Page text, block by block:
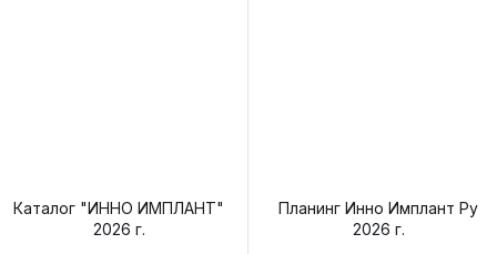
Каталог "ИННО ИМПЛАНТ"
2026 г.
Планинг Инно Имплант Ру
2026 г.